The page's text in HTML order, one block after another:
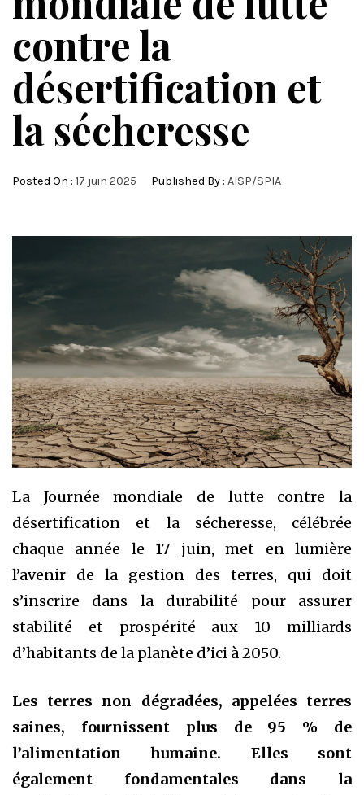
contre la
désertification et
la sécheresse
Posted On : 17 juin 2025 Published By : AISP/SPIA
La Journée mondiale de lutte contre la
désertification et la sécheresse, célébrée
chaque année le 17 juin, met en lumière
l’avenir de la gestion des terres, qui doit
s’inscrire dans la durabilité pour assurer
stabilité et prospérité aux 10 milliards
d’habitants de la planète d’ici à 2050.
Les terres non dégradées, appelées terres
saines, fournissent plus de 95 % de
l’alimentation humaine. Elles sont
également fondamentales dans la